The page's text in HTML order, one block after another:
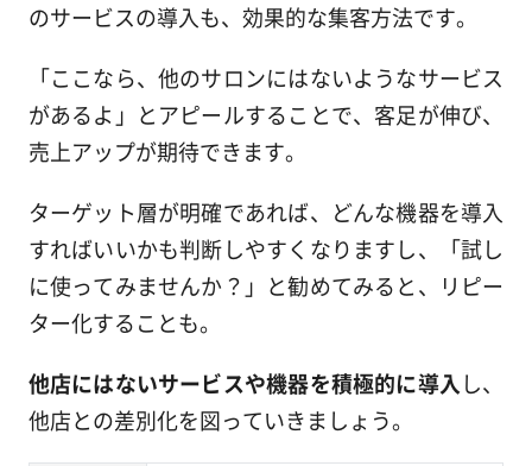
のサービスの導入も、効果的な集客方法です。
「ここなら、他のサロンにはないようなサービス
があるよ」とアピールすることで、客足が伸び、
売上アップが期待できます。
ターゲット層が明確であれば、どんな機器を導入
すればいいかも判断しやすくなりますし、「試し
に使ってみませんか？」と勧めてみると、リピー
ター化することも。
他店にはないサービスや機器を積極的に導入し、
他店との差別化を図っていきましょう。